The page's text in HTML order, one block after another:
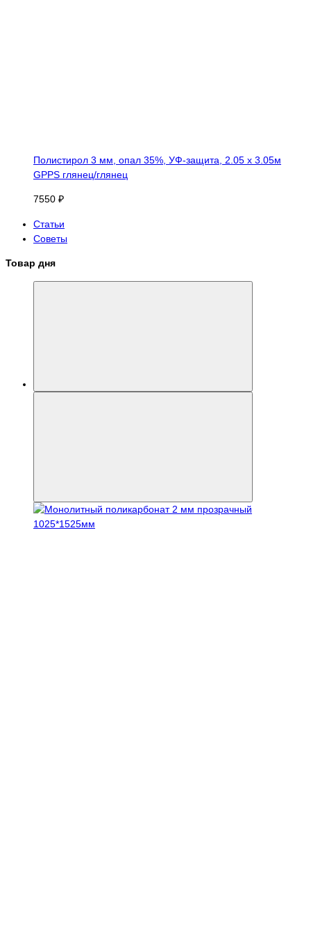
Полистирол 3 мм, опал 35%, УФ-защита, 2.05 х 3.05м
GPPS глянец/глянец
7550 ₽
Статьи
Советы
Товар дня